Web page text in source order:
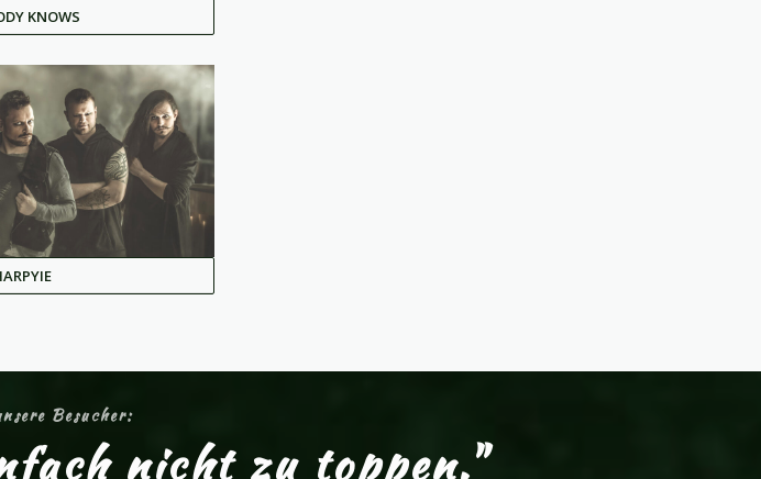
KNOWS
Besucher:
nicht zu toppen."